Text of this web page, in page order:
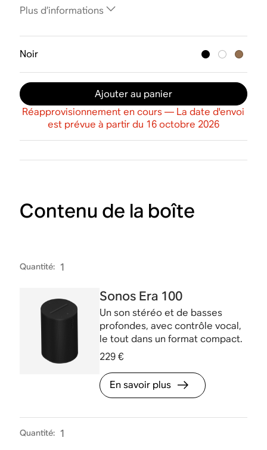
Plus d’informations
Noir
Ajouter au panier
Réapprovisionnement en cours — La date d'envoi
est prévue à partir du 16 octobre 2026
Contenu de la boîte
Quantité: 1
Sonos Era 100
Un son stéréo et de basses
profondes, avec contrôle vocal,
le tout dans un format compact.
229 €
En savoir plus
Quantité: 1